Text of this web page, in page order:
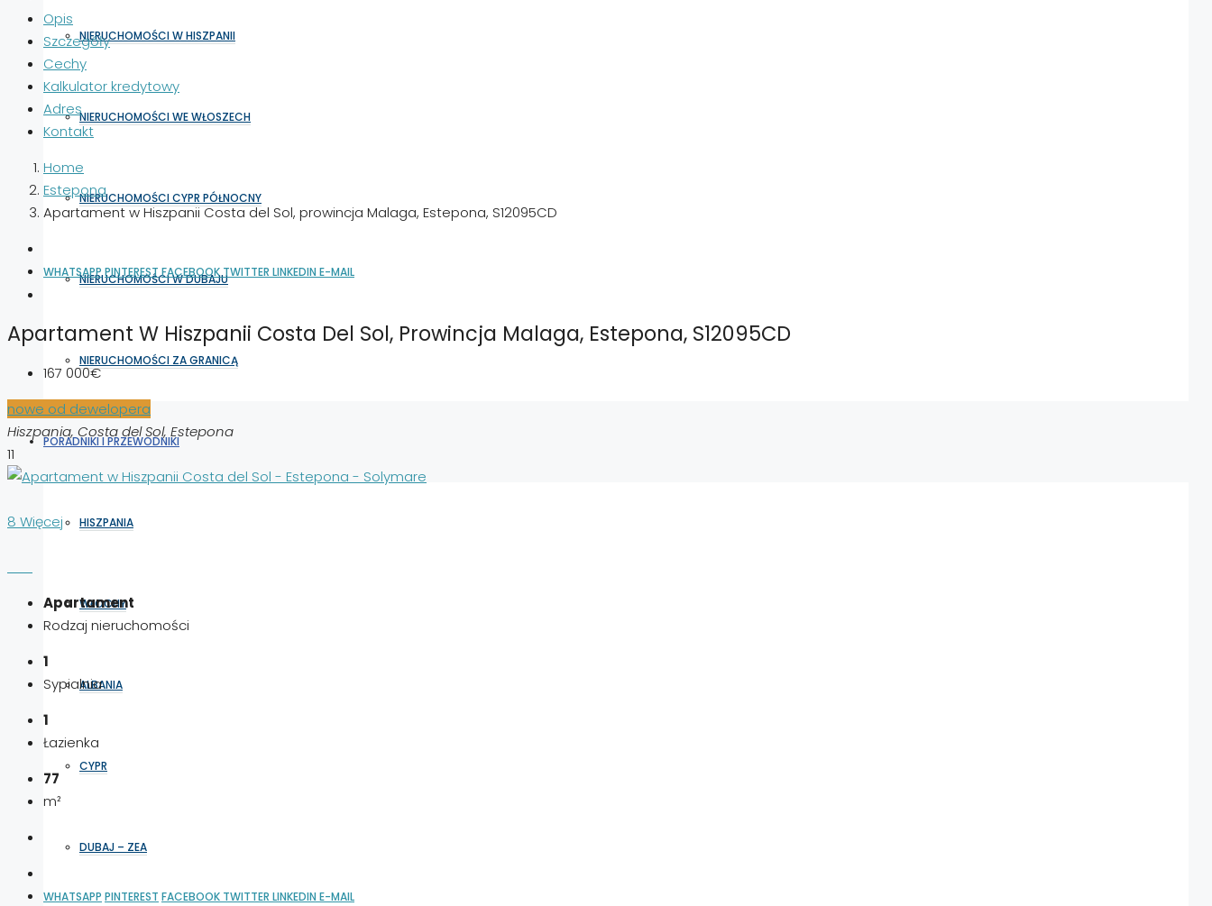
NIERUCHOMOŚCI W HISZPANII
NIERUCHOMOŚCI WE WŁOSZECH
NIERUCHOMOŚCI CYPR PÓŁNOCNY
NIERUCHOMOŚCI W DUBAJU
NIERUCHOMOŚCI ZA GRANICĄ
PORADNIKI I PRZEWODNIKI
HISZPANIA
WŁOCHY
ALBANIA
CYPR
DUBAJ – ZEA
Opis
Szczegóły
Cechy
Kalkulator kredytowy
Adres
Kontakt
Home
Estepona
Apartament w Hiszpanii Costa del Sol, prowincja Malaga, Estepona, S12095CD
WHATSAPPPINTEREST FACEBOOKTWITTER LINKEDIN E-MAIL
Apartament W Hiszpanii Costa Del Sol, Prowincja Malaga, Estepona, S12095CD
167 000€
nowe od dewelopera
Hiszpania, Costa del Sol, Estepona
11
8 Więcej
Apartament
Rodzaj nieruchomości
1
Sypialnia
1
Łazienka
77
m²
WHATSAPP PINTEREST FACEBOOK TWITTER LINKEDIN E-MAIL